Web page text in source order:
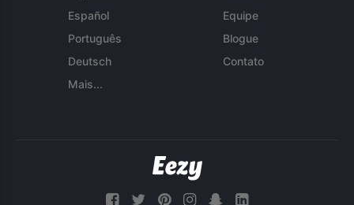
Español
Português
Deutsch
Mais...
Equipe
Blogue
Contato